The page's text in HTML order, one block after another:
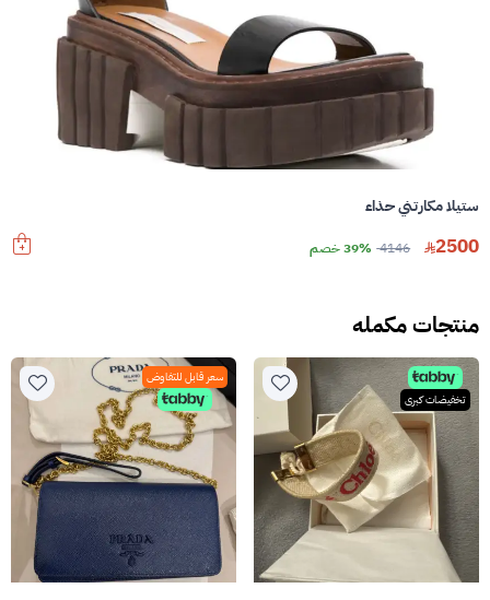
ستيلا مكارتني حذاء
2500
4146 39% خصم
منتجات مكمله
تخفيضات كبرى
سعر قابل للتفاوض